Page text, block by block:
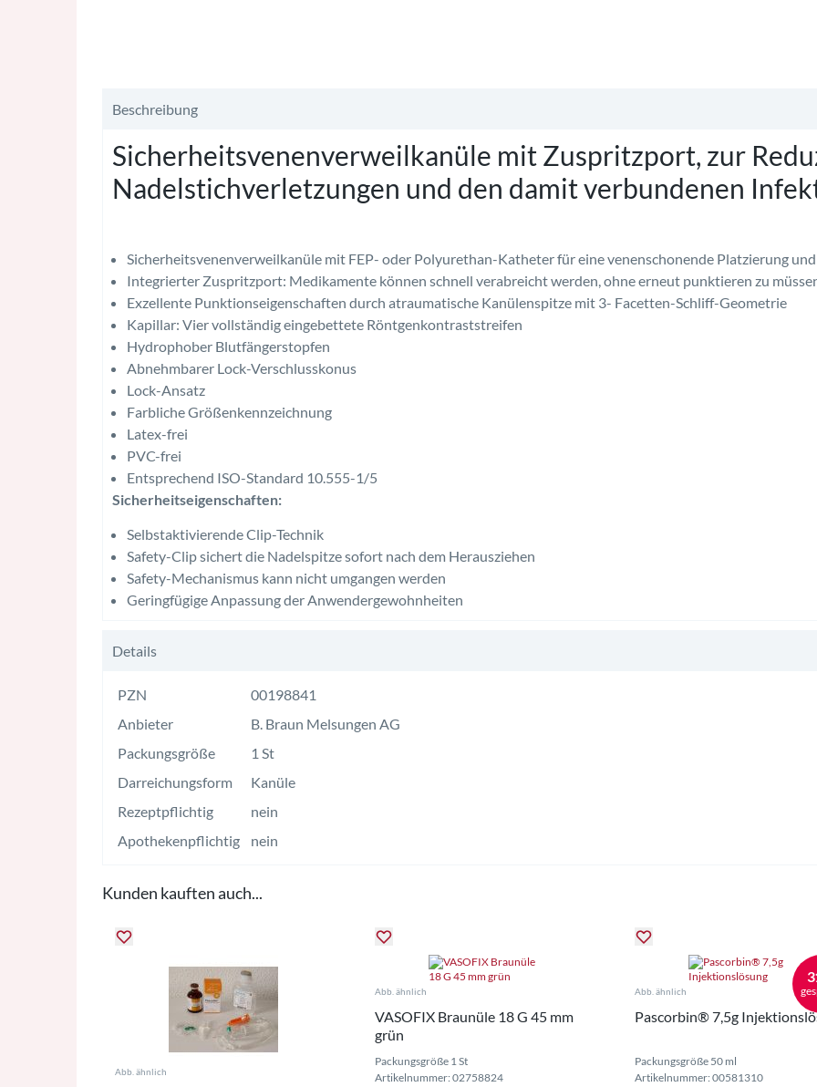
Beschreibung
Sicherheitsvenenverweilkanüle mit Zuspritzport, zur
Nadelstichverletzungen und den damit verbundenen
Sicherheitsvenenverweilkanüle mit FEP- oder Polyurethan-Katheter für eine venenschonende Platzierung
Integrierter Zuspritzport: Medikamente können schnell verabreicht werden, ohne erneut punktieren zu
Exzellente Punktionseigenschaften durch atraumatische Kanülenspitze mit 3- Facetten-Schliff-Geometrie
Kapillar: Vier vollständig eingebettete Röntgenkontraststreifen
Hydrophober Blutfängerstopfen
Abnehmbarer Lock-Verschlusskonus
Lock-Ansatz
Farbliche Größenkennzeichnung
Latex-frei
PVC-frei
Entsprechend ISO-Standard 10.555-1/5
Sicherheitseigenschaften:
Selbstaktivierende Clip-Technik
Safety-Clip sichert die Nadelspitze sofort nach dem Herausziehen
Safety-Mechanismus kann nicht umgangen werden
Geringfügige Anpassung der Anwendergewohnheiten
Details
PZN
00198841
Anbieter
B. Braun Melsungen AG
Packungsgröße
1 St
Darreichungsform
Kanüle
Rezeptpflichtig
nein
Apothekenpflichtig
nein
Kunden kauften auch...
Abb. ähnlich
Abb. ähnlich
VASOFIX Braunüle 18 G 45 mm
grün
Packungsgröße 1 St
Artikelnummer: 02758824
Abb. ähnlich
Pascorbin® 7,5g
Packungsgröße 50 ml
Artikelnummer: 00581310